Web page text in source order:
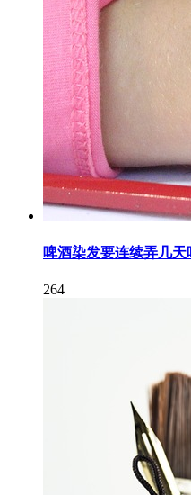
啤酒染发要连续弄几
264